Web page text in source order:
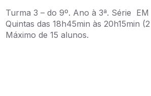
Turma 3 – do 9º. Ano à 3ª. Série EM
Quintas das 18h45min às 20h15min
Máximo de 15 alunos.